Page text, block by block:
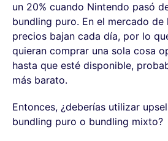
un 20% cuando Nintendo pasó
bundling puro. En el mercado
precios bajan cada día, por lo
quieran comprar una sola cosa
hasta que esté disponible,
más barato.
Entonces, ¿deberías utilizar
bundling puro o bundling mixto?